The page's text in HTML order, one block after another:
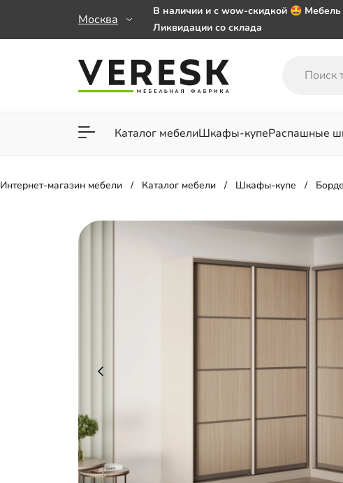
Москва
В наличии и с wow-скидкой 🤩 Мебель
Ликвидации со склада
заказе от 50 000 ₽
Важно! Наш Whatsapp переехал на
Каталог мебелиШкафы-купеРаспашные
Для гостиной Для спальни
Интернет-магазин мебели Каталог мебели Шкафы-купе